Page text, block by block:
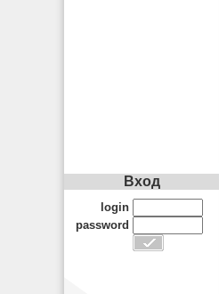
Вход
login
password